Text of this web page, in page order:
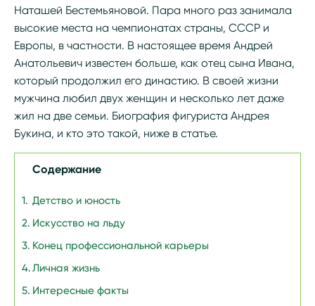
Наташей Бестемьяновой. Пара много раз занимала
высокие места на чемпионатах страны, СССР и
Европы, в частности. В настоящее время Андрей
Анатольевич известен больше, как отец сына Ивана,
который продолжил его династию. В своей жизни
мужчина любил двух женщин и несколько лет даже
жил на две семьи. Биография фигуриста Андрея
Букина, и кто это такой, ниже в статье.
Содержание
Детство и юность
Искусство на льду
Конец профессиональной карьеры
Личная жизнь
Интересные факты